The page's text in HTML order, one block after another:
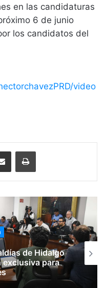
en las candidaturas
6 de junio
los candidatos del
video
Compartir vía email Imprimir
de Hidalgo
para